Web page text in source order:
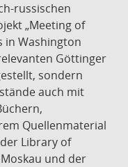
russischen
„Meeting of
in Washington
Göttinger
sondern
auch mit
Quellenmaterial
Library of
und der